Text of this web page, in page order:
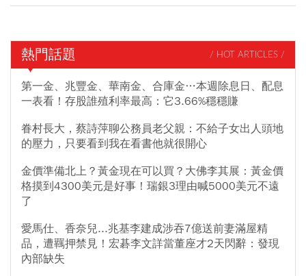
熱門話題 / HOT ARTICLES /
第一金、兆豐金、華南金、合庫金…本週除息日、配息
一表看！存股誰殖利率最高：它3.66%穩穩賺
眷村長大，蔡詩萍聊公務員老父親：不給子女出人頭地
的壓力，只要看到我在看書他就很開心
金價準備北上？黃金現在可以買？大佛李其展：黃金價
格摸到4300美元是好事！瑞銀3理由喊5000美元不遠
了
愛馬仕、香奈兒...兆基李建成涉吞7億送前妻滿屋精
品，遭羈押禁見！宏碁李文詳當董座才2天閃辭：發現
內部缺失